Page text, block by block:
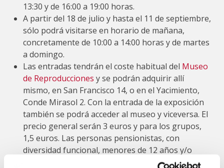
13:30 y de 16:00 a 19:00 horas.
A partir del 18 de julio y hasta el 11 de septiembre,
sólo podrá visitarse en horario de mañana,
concretamente de 10:00 a 14:00 horas y de martes
a domingo.
Las entradas tendrán el coste habitual del Museo
de Reproducciones y se podrán adquirir allí
mismo, en San Francisco 14, o en el Yacimiento,
Conde Mirasol 2. Con la entrada de la exposición
también se podrá acceder al museo y viceversa. El
precio general serán 3 euros y para los grupos,
1,5 euros. Las personas pensionistas, con
diversidad funcional, menores de 12 años y/o
profesorado podrán acceder de manera gratuita.